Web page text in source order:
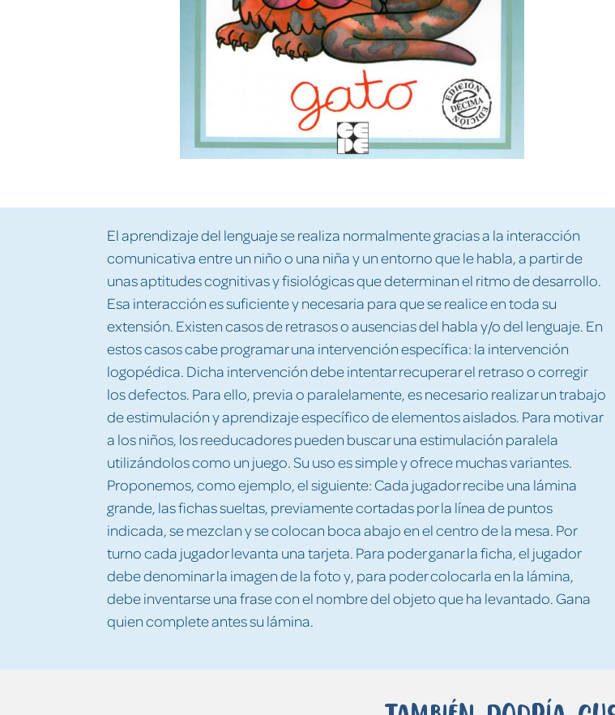
El aprendizaje del lenguaje se realiza normalmente gracias a la interacción
comunicativa entre un niño o una niña y un entorno que le habla, a partir de
unas aptitudes cognitivas y fisiológicas que determinan el ritmo de desarrollo.
Esa interacción es suficiente y necesaria para que se realice en toda su
extensión. Existen casos de retrasos o ausencias del habla y/o del lenguaje. En
estos casos cabe programar una intervención específica: la intervención
logopédica. Dicha intervención debe intentar recuperar el retraso o corregir
los defectos. Para ello, previa o paralelamente, es necesario realizar un trabajo
de estimulación y aprendizaje específico de elementos aislados. Para motivar
a los niños, los reeducadores pueden buscar una estimulación paralela
utilizándolos como un juego. Su uso es simple y ofrece muchas variantes.
Proponemos, como ejemplo, el siguiente: Cada jugador recibe una lámina
grande, las fichas sueltas, previamente cortadas por la línea de puntos
indicada, se mezclan y se colocan boca abajo en el centro de la mesa. Por
turno cada jugador levanta una tarjeta. Para poder ganar la ficha, el jugador
debe denominar la imagen de la foto y, para poder colocarla en la lámina,
debe inventarse una frase con el nombre del objeto que ha levantado. Gana
quien complete antes su lámina.